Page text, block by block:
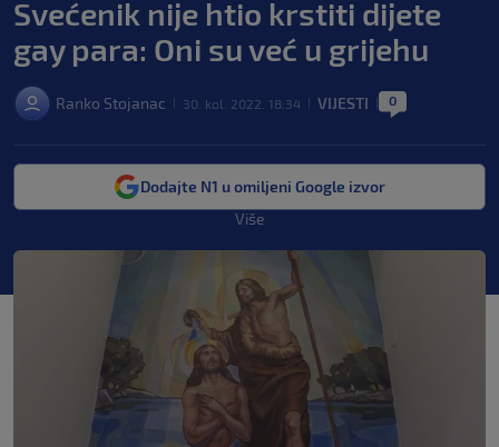
Svećenik nije htio krstiti dijete
gay para: Oni su već u grijehu
Ranko Stojanac 30. kol. 2022. 18:34 VIJESTI 0
Dodajte N1 u omiljeni Google izvor
Više